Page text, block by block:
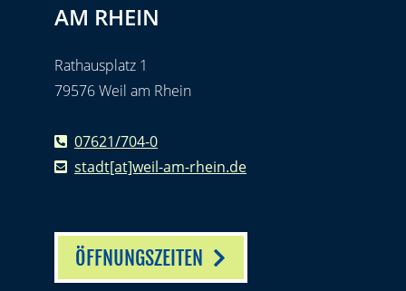
AM RHEIN
Rathausplatz 1
79576 Weil am Rhein
07621/704-0
stadt[at]weil-am-rhein.de
ÖFFNUNGSZEITEN